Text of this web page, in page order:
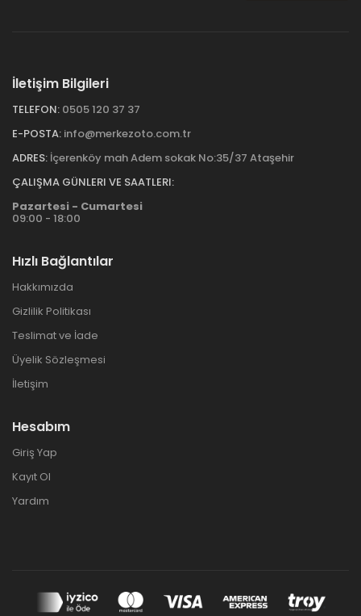
İletişim Bilgileri
TELEFON: 0505 120 37 37
E-POSTA: info@merkezoto.com.tr
ADRES: İçerenköy mah Adem sokak No:35/37 Ataşehir
ÇALIŞMA GÜNLERI VE SAATLERI:
Pazartesi - Cumartesi
09:00 - 18:00
Hızlı Bağlantılar
Hakkımızda
Gizlilik Politikası
Teslimat ve İade
Üyelik Sözleşmesi
İletişim
Hesabım
Giriş Yap
Kayıt Ol
Yardım